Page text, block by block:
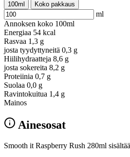
100ml Koko pakkaus
ml
Annoksen koko 100ml
Energiaa 54 kcal
Rasvaa 1,3 g
josta tyydyttyneitä 0,3 g
Hiilihydraatteja 8,6 g
josta sokereita 8,2 g
Proteiinia 0,7 g
Suolaa 0,0 g
Ravintokuitua 1,4 g
Mainos
Ainesosat
Smooth it Raspberry Rush 280ml